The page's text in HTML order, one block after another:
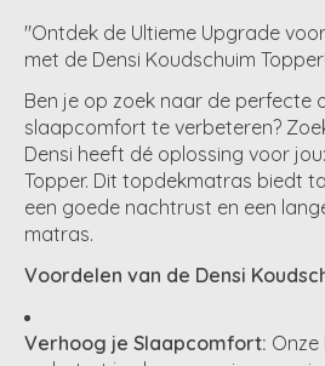
"Ontdek de Ultieme Upgrade
met de Densi Koudschuim
Ben je op zoek naar de perfecte
slaapcomfort te verbeteren?
Densi heeft dé oplossing voor
Topper. Dit topdekmatras biedt
een goede nachtrust en een
matras.
Voordelen van de Densi
Verhoog je Slaapcomfort: